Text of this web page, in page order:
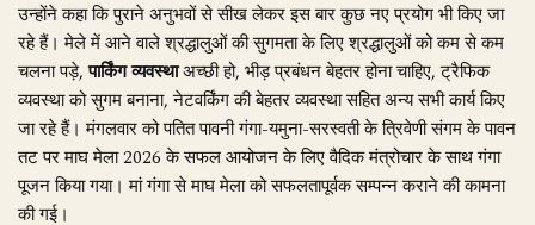
उन्होंने कहा कि पुराने अनुभवों से सीख लेकर इस बार कुछ नए प्रयोग भी किए जा
रहे हैं। मेले में आने वाले श्रद्धालुओं की सुगमता के लिए श्रद्धालुओं को कम से कम
चलना पड़े,पार्किंग व्यवस्थाअच्छी हो, भीड़ प्रबंधन बेहतर होना चाहिए, ट्रैफिक
व्यवस्था को सुगम बनाना, नेटवर्किंग की बेहतर व्यवस्था सहित अन्य सभी कार्य किए
जा रहे हैं। मंगलवार को पतित पावनी गंगा-यमुना-सरस्वती के त्रिवेणी संगम के पावन
तट पर माघ मेला 2026 के सफल आयोजन के लिए वैदिक मंत्रोचार के साथ गंगा
पूजन किया गया। मां गंगा से माघ मेला को सफलतापूर्वक सम्पन्न कराने की कामना
की गई।